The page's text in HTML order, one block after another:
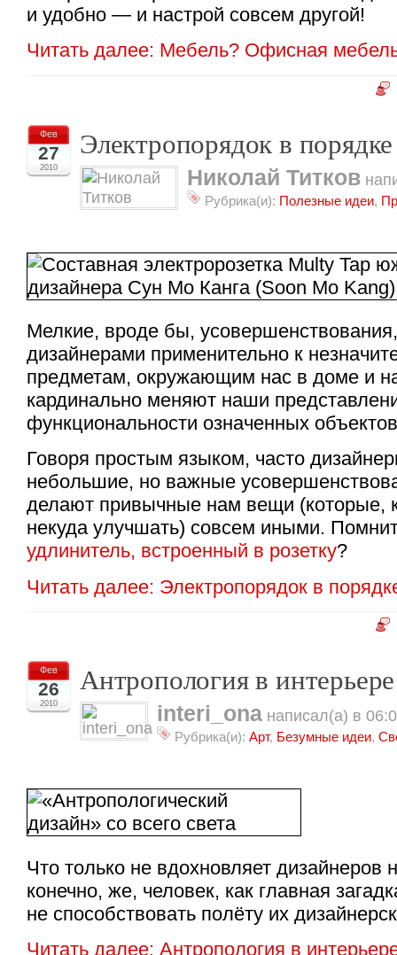
и удобно — и настрой совсем другой!
Читать далее: Мебель? Офисная
Фев
27
2010
Электропорядок в порядке
Николай Титков
Рубрика(и): Полезные идеи,
Мелкие, вроде бы,
дизайнерами применительно к
предметам, окружающим нас в доме и
кардинально меняют наши
функциональности означенных
Говоря простым языком, часто
небольшие, но важные
делают привычные нам вещи (которые,
некуда улучшать) совсем иными.
удлинитель, встроенный в розетку?
Читать далее: Электропорядок в
Фев
26
2010
Антропология в интерьере
interi_ona написал(а) в
Рубрика(и): Арт, Безумные идеи,
Что только не вдохновляет дизайнеров
конечно, же, человек, как главная
не способствовать полёту их
Читать далее: Антропология в